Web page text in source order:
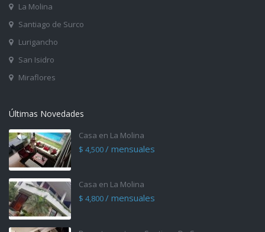
La Molina
Santiago de Surco
Lurigancho
San Isidro
Miraflores
Últimas Novedades
Casa en La Molina
$ 4,500/ mensuales
Casa en La Molina
$ 4,800/ mensuales